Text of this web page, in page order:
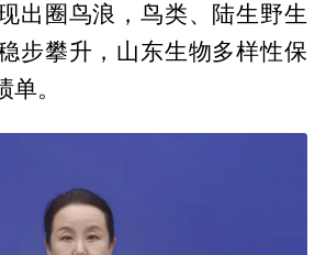
出圈鸟浪，鸟类、陆生野生
步攀升，山东生物多样性保
单。